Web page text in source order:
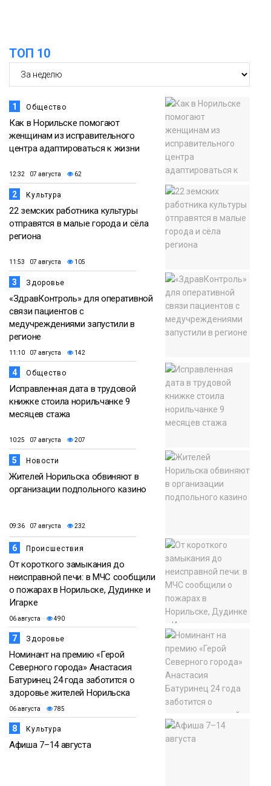
ТОП 10
1 Общество
Как в Норильске помогают
женщинам из исправительного
центра адаптироваться к жизни
12:32 07 августа 62
2 Культура
22 земских работника культуры
отправятся в малые города и сёла
региона
11:53 07 августа 105
3 Здоровье
«ЗдравКонтроль» для оперативной
связи пациентов с
медучреждениями запустили в
регионе
11:10 07 августа 142
4 Общество
Исправленная дата в трудовой
книжке стоила норильчанке 9
месяцев стажа
10:25 07 августа 207
5 Новости
Жителей Норильска обвиняют в
организации подпольного казино
09:36 07 августа 232
6 Происшествия
От короткого замыкания до
неисправной печи: в МЧС сообщили
о пожарах в Норильске, Дудинке и
Игарке
06 августа 490
7 Здоровье
Номинант на премию «Герой
Северного города» Анастасия
Батуринец 24 года заботится о
здоровье жителей Норильска
06 августа 785
8 Культура
Афиша 7–14 августа